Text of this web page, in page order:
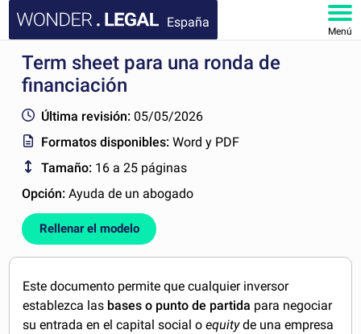
España
Menú
INICIO
FAQ
MI CUENTA
Term sheet para una ronda de
financiación
Última revisión: 05/05/2026
Formatos disponibles:Word y PDF
Tamaño: 16 a 25 páginas
Opción:Ayuda de un abogado
Rellenar el modelo
Este documento permite que cualquier inversor
establezca las bases o punto de partida para negociar
su entrada en el capital social oequityde una empresa